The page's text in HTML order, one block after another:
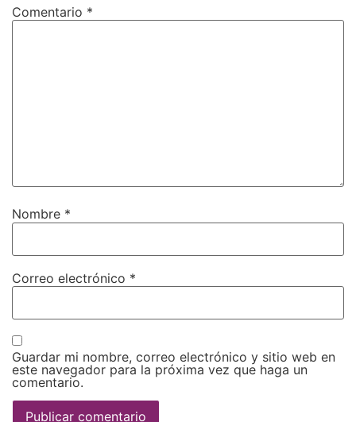
Comentario *
Nombre *
Correo electrónico *
Guardar mi nombre, correo electrónico y sitio web en
este navegador para la próxima vez que haga un
comentario.